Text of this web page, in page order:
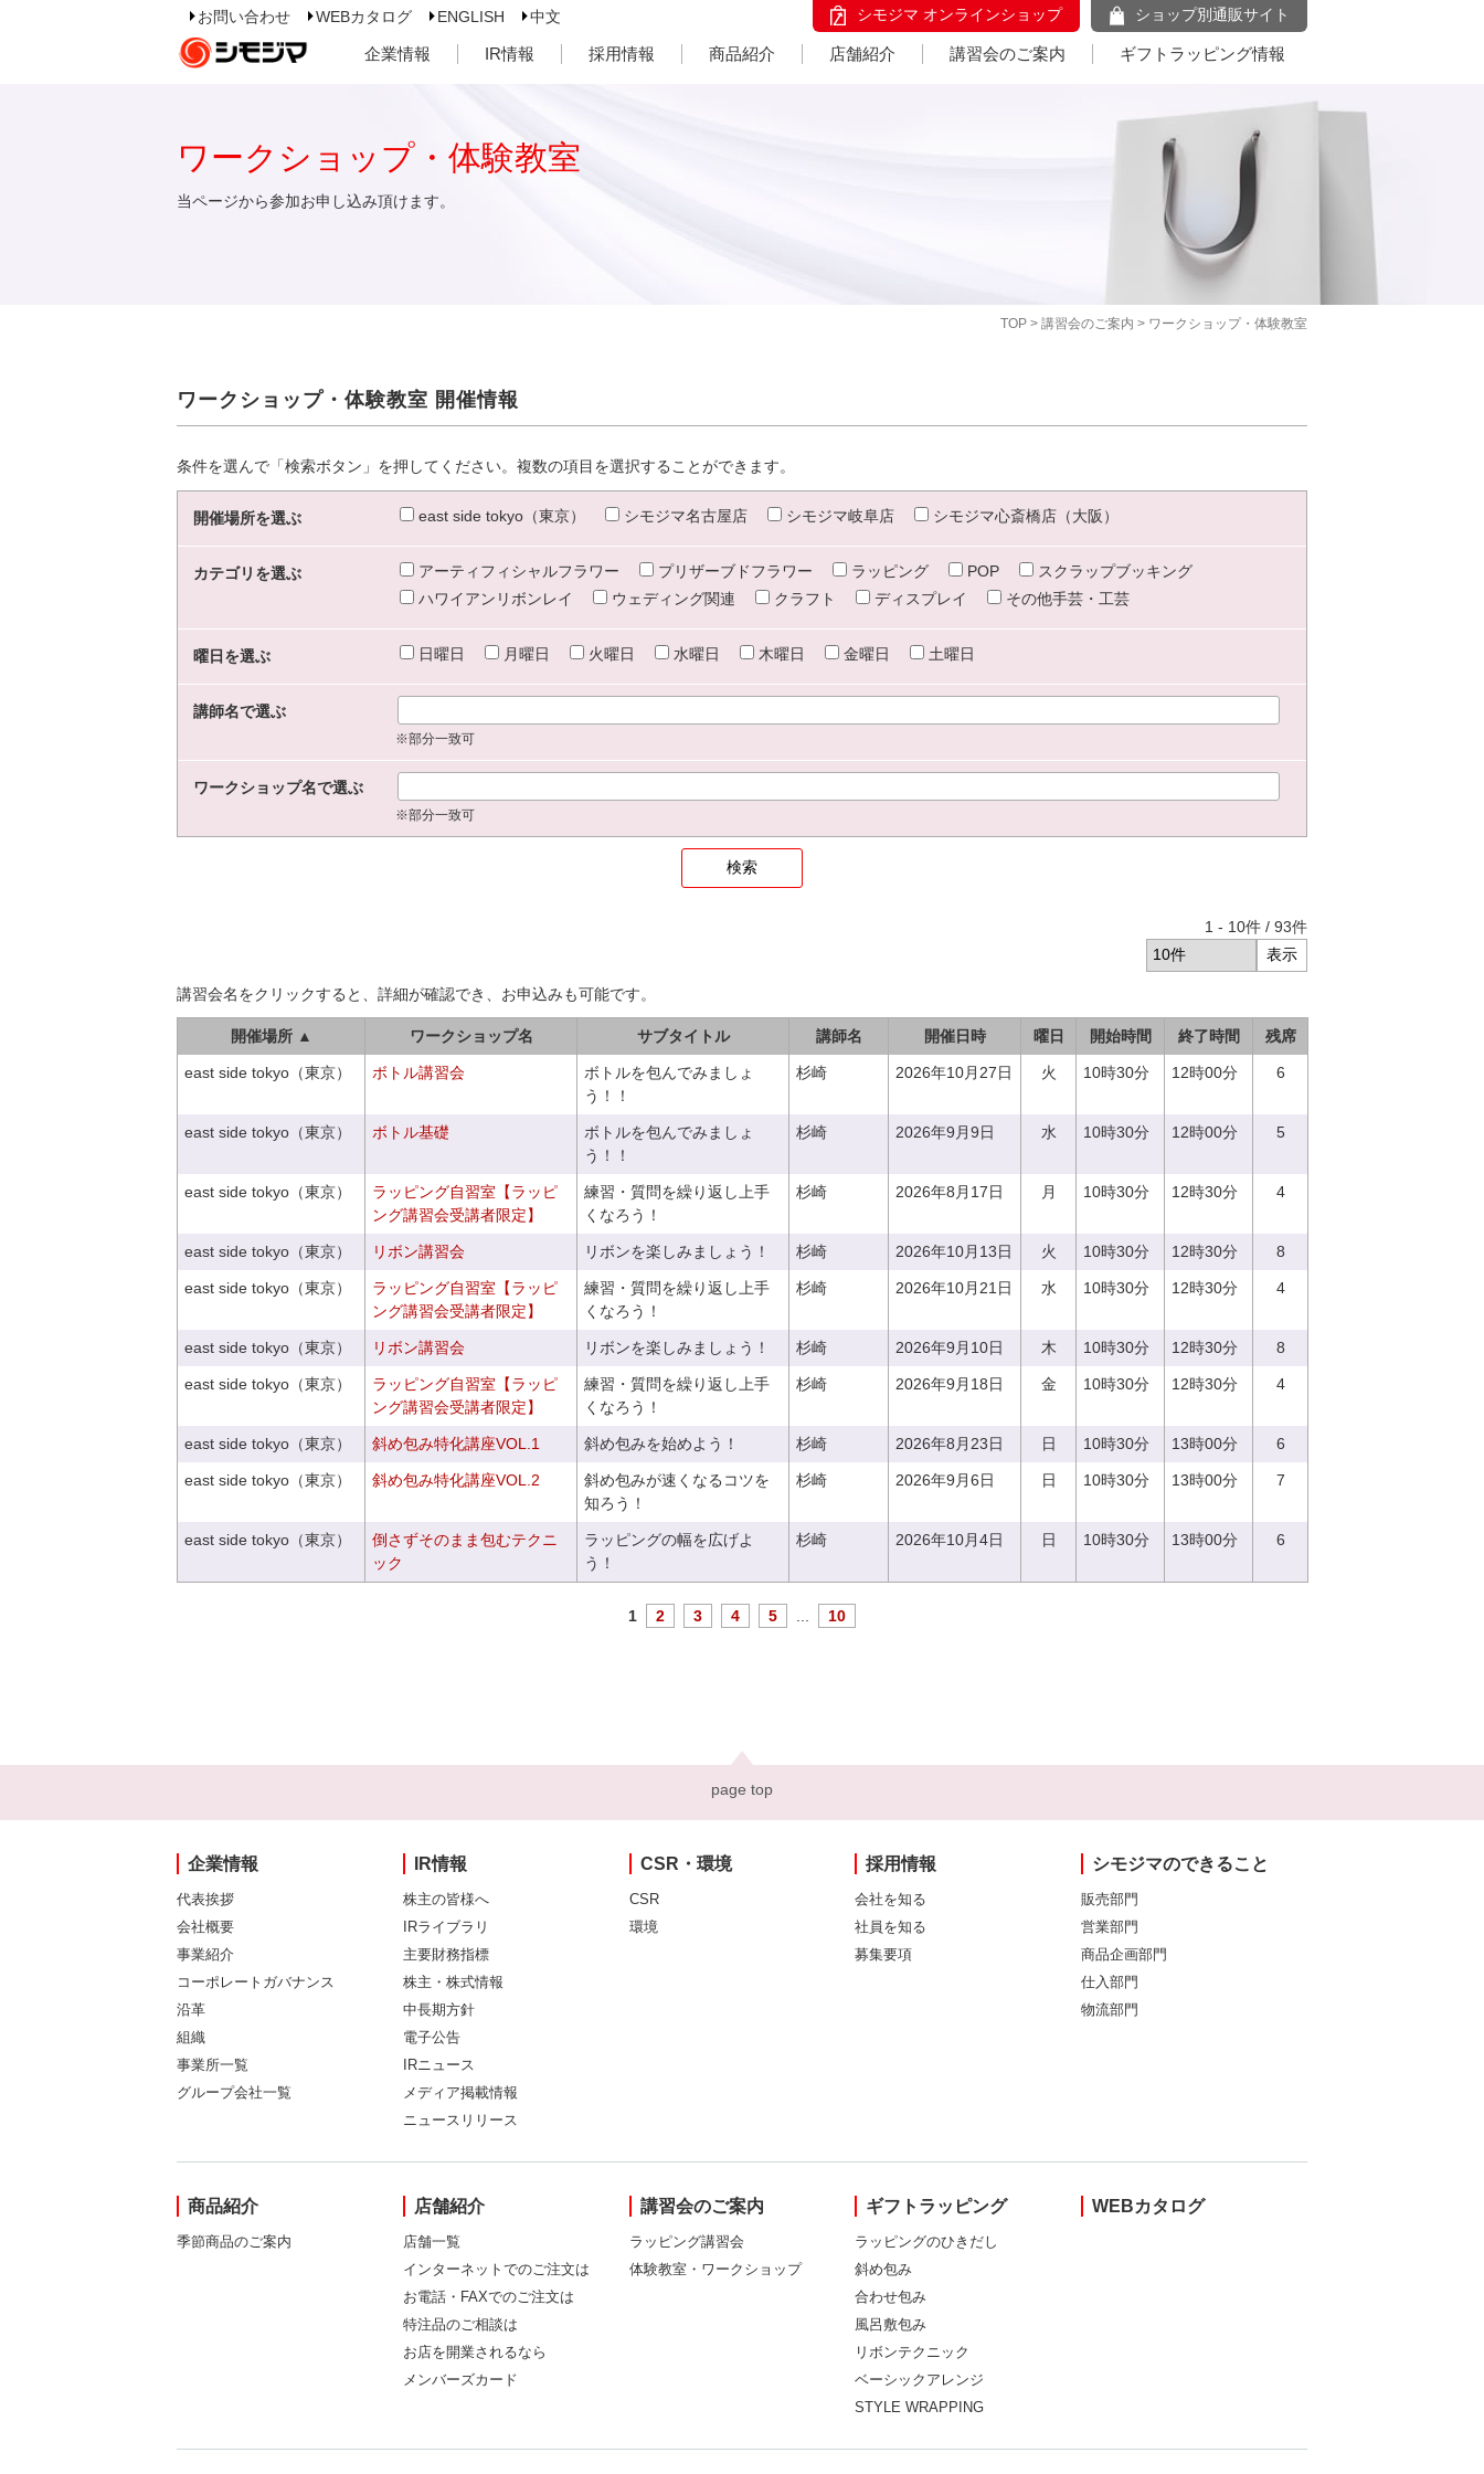
お問い合わせ WEBカタログ ENGLISH 中文 シモジマ オンラインショップ ショップ別通販サイト
企業情報 IR情報 採用情報 商品紹介 店舗紹介 講習会のご案内 ギフトラッピング情報
TOP > 講習会のご案内 > ワークショップ・体験教室
ワークショップ・体験教室
当ページから参加お申し込み頂けます。
ワークショップ・体験教室 開催情報
条件を選んで「検索ボタン」を押してください。複数の項目を選択することができます。
開催場所を選ぶ east side tokyo（東京） シモジマ名古屋店 シモジマ岐阜店 シモジマ心斎橋店（大阪）
カテゴリを選ぶ アーティフィシャルフラワー プリザーブドフラワー ラッピング POP
スクラップブッキング
ハワイアンリボンレイ
ウェディング関連 クラフト ディスプレイ その他手芸・工芸
曜日を選ぶ 日曜日 月曜日 火曜日 水曜日 木曜日 金曜日 土曜日
講師名で選ぶ
※部分一致可
ワークショップ名で選ぶ
※部分一致可
1 - 10件 / 93件
講習会名をクリックすると、詳細が確認でき、お申込みも可能です。
開催場所 ▲ ワークショップ名 サブタイトル 講師名 開催日時 曜日 開始時間 終了時間 残席
east side tokyo（東京） ボトル講習会
ボトルを包んでみましょ
う！！
杉崎 2026年10月27日 火 10時30分 12時00分 6
east side tokyo（東京） ボトル基礎
ボトルを包んでみましょ
う！！
杉崎 2026年9月9日 水 10時30分 12時00分 5
east side tokyo（東京）
ラッピング自習室【ラッピ
ング講習会受講者限定】
練習・質問を繰り返し上手
くなろう！
杉崎 2026年8月17日 月 10時30分 12時30分 4
east side tokyo（東京） リボン講習会 リボンを楽しみましょう！ 杉崎 2026年10月13日 火 10時30分 12時30分 8
east side tokyo（東京）
ラッピング自習室【ラッピ
ング講習会受講者限定】
練習・質問を繰り返し上手
くなろう！
杉崎 2026年10月21日 水 10時30分 12時30分 4
east side tokyo（東京） リボン講習会 リボンを楽しみましょう！ 杉崎 2026年9月10日 木 10時30分 12時30分 8
east side tokyo（東京）
ラッピング自習室【ラッピ
ング講習会受講者限定】
練習・質問を繰り返し上手
くなろう！
杉崎 2026年9月18日 金 10時30分 12時30分 4
east side tokyo（東京） 斜め包み特化講座VOL.1 斜め包みを始めよう！ 杉崎 2026年8月23日 日 10時30分 13時00分 6
east side tokyo（東京） 斜め包み特化講座VOL.2
斜め包みが速くなるコツを
知ろう！
杉崎 2026年9月6日 日 10時30分 13時00分 7
east side tokyo（東京）
倒さずそのまま包むテクニ
ック
ラッピングの幅を広げよ
う！
杉崎 2026年10月4日 日 10時30分 13時00分 6
1 2 3 4 5 10
page top
企業情報
代表挨拶
会社概要
事業紹介
コーポレートガバナンス
沿革
組織
事業所一覧
グループ会社一覧
IR情報
株主の皆様へ
IRライブラリ
主要財務指標
株主・株式情報
中長期方針
電子公告
IRニュース
メディア掲載情報
ニュースリリース
CSR・環境
CSR
環境
採用情報
会社を知る
社員を知る
募集要項
シモジマのできること
販売部門
営業部門
商品企画部門
仕入部門
物流部門
商品紹介
季節商品のご案内
店舗紹介
店舗一覧
インターネットでのご注文は
お電話・FAXでのご注文は
特注品のご相談は
お店を開業されるなら
メンバーズカード
講習会のご案内
ラッピング講習会
体験教室・ワークショップ
ギフトラッピング
ラッピングのひきだし
斜め包み
合わせ包み
風呂敷包み
リボンテクニック
ベーシックアレンジ
STYLE WRAPPING
WEBカタログ